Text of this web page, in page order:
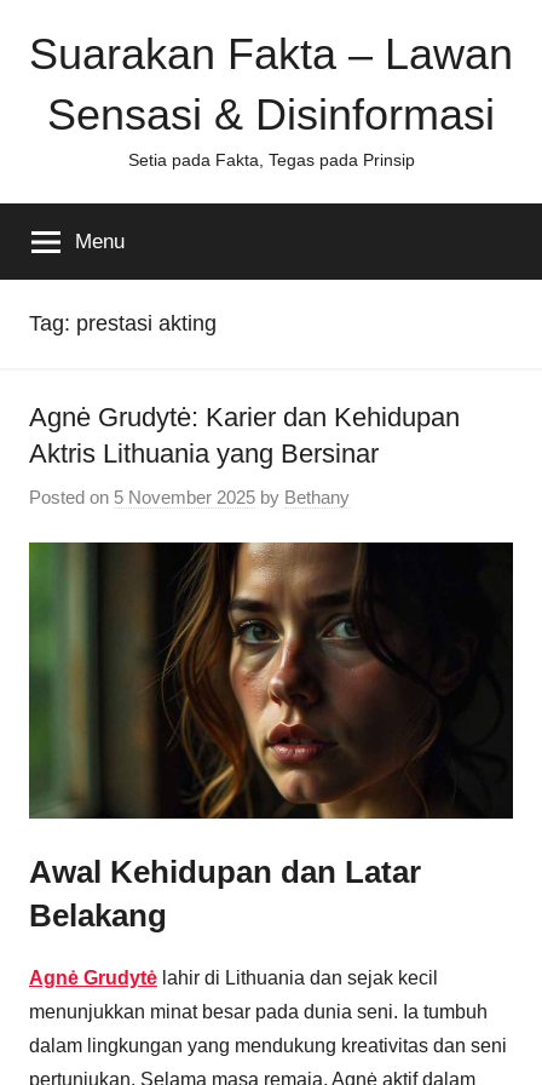
Suarakan Fakta – Lawan
Sensasi & Disinformasi
Setia pada Fakta, Tegas pada Prinsip
Menu
Tag: prestasi akting
Agnė Grudytė: Karier dan Kehidupan
Aktris Lithuania yang Bersinar
Posted on 5 November 2025 by Bethany
Awal Kehidupan dan Latar
Belakang
Agnė Grudytė lahir di Lithuania dan sejak kecil
menunjukkan minat besar pada dunia seni. Ia tumbuh
dalam lingkungan yang mendukung kreativitas dan seni
pertunjukan. Selama masa remaja, Agnė aktif dalam